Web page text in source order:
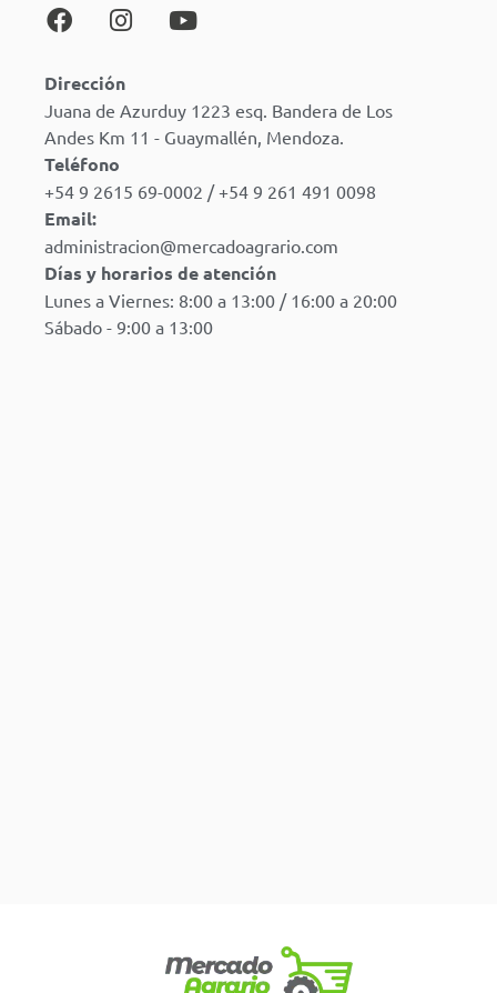
Dirección
Juana de Azurduy 1223 esq. Bandera de Los
Andes Km 11 - Guaymallén, Mendoza.
Teléfono
+54 9 2615 69-0002 / +54 9 261 491 0098
Email:
administracion@mercadoagrario.com
Días y horarios de atención
Lunes a Viernes: 8:00 a 13:00 / 16:00 a 20:00
Sábado - 9:00 a 13:00